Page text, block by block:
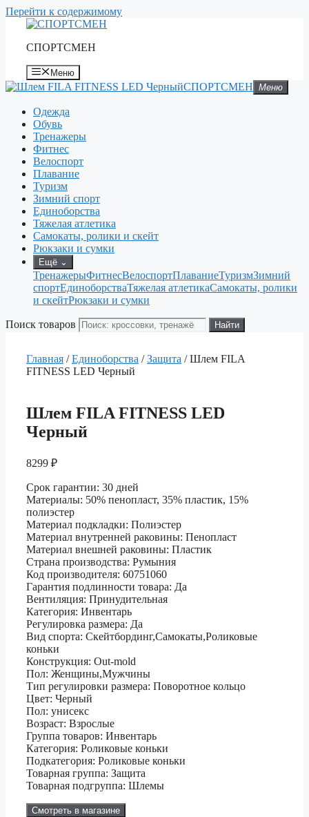
Перейти к содержимому
СПОРТСМЕН
Меню
СПОРТСМЕН Меню
Одежда
Обувь
Тренажеры
Фитнес
Велоспорт
Плавание
Туризм
Зимний спорт
Единоборства
Тяжелая атлетика
Самокаты, ролики и скейт
Рюкзаки и сумки
Ещё ⌄
ТренажерыФитнесВелоспортПлаваниеТуризмЗимний
спортЕдиноборстваТяжелая атлетикаСамокаты, ролики
и скейтРюкзаки и сумки
Поиск товаров Найти
Главная /Единоборства /Защита / Шлем FILA
FITNESS LED Черный
Шлем FILA FITNESS LED
Черный
8299 ₽
Срок гарантии: 30 дней
Материалы: 50% пенопласт, 35% пластик, 15%
полиэстер
Материал подкладки: Полиэстер
Материал внутренней раковины: Пенопласт
Материал внешней раковины: Пластик
Страна производства: Румыния
Код производителя: 60751060
Гарантия подлинности товара: Да
Вентиляция: Принудительная
Категория: Инвентарь
Регулировка размера: Да
Вид спорта: Скейтбординг,Самокаты,Роликовые
коньки
Конструкция: Out-mold
Пол: Женщины,Мужчины
Тип регулировки размера: Поворотное кольцо
Цвет: Черный
Пол: унисекс
Возраст: Взрослые
Группа товаров: Инвентарь
Категория: Роликовые коньки
Подкатегория: Роликовые коньки
Товарная группа: Защита
Товарная подгруппа: Шлемы
Смотреть в магазине